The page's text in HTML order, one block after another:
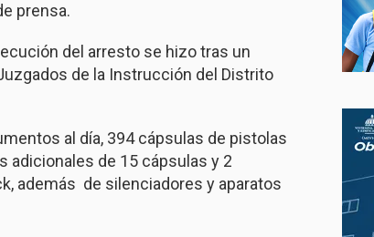
prensa.
del arresto se hizo tras un
de la Instrucción del Distrito
al día, 394 cápsulas de pistolas
de 15 cápsulas y 2
además de silenciadores y aparatos